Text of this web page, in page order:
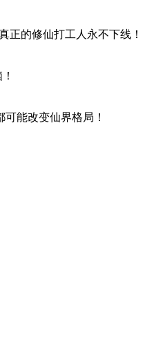
的修仙打工人永不下线！
能改变仙界格局！